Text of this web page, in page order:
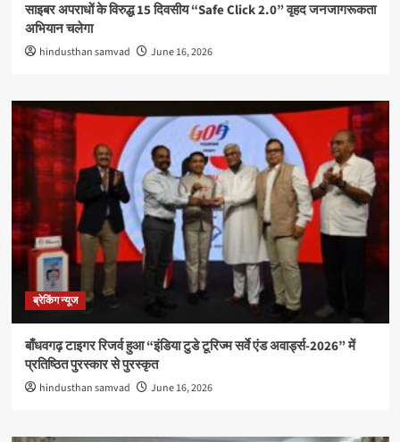
साइबर अपराधों के विरुद्ध 15 दिवसीय “Safe Click 2.0” वृहद जनजागरूकता
अभियान चलेगा
hindusthan samvad June 16, 2026
ब्रेकिंग न्यूज
बाँधवगढ़ टाइगर रिजर्व हुआ “इंडिया टुडे टूरिज्म सर्वे एंड अवार्ड्स-2026” में
प्रतिष्ठित पुरस्कार से पुरस्कृत
hindusthan samvad June 16, 2026